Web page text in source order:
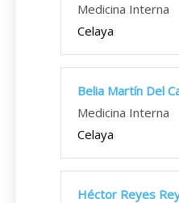
Medicina Interna
Celaya
Belia Martín Del
Medicina Interna
Celaya
Héctor Reyes